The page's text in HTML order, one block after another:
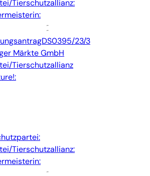
Tierschutzallianz:
DS0395/23/3
Märkte GmbH
Tierschutzallianz
Tierschutzallianz: